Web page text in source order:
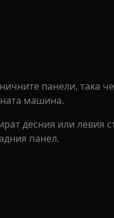
панели, така
машина.
десния или левия
панел.